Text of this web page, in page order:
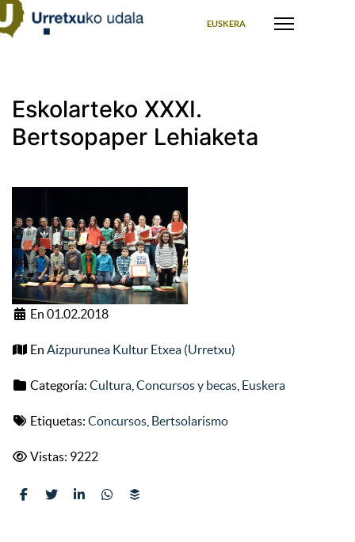
EUSKERA
Eskolarteko XXXI.
Bertsopaper Lehiaketa
En 01.02.2018
En Aizpurunea Kultur Etxea (Urretxu)
Categoría: Cultura Concursos y becas Euskera
Etiquetas: Concursos Bertsolarismo
Vistas: 9222